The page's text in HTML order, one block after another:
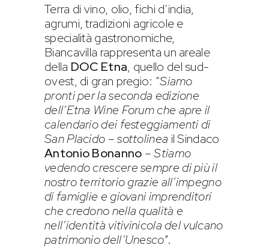
Terra di vino, olio, fichi d’india,
agrumi, tradizioni agricole e
specialità gastronomiche,
Biancavilla rappresenta un areale
della DOC Etna, quello del sud-
ovest, di gran pregio: “Siamo
pronti per la seconda edizione
dell’Etna Wine Forum che apre il
calendario dei festeggiamenti di
San Placido – sottolinea il Sindaco
Antonio Bonanno –Stiamo
vedendo crescere sempre di più il
nostro territorio grazie all’impegno
di famiglie e giovani imprenditori
che credono nella qualità e
nell’identità vitivinicola del vulcano
patrimonio dell’Unesco”.